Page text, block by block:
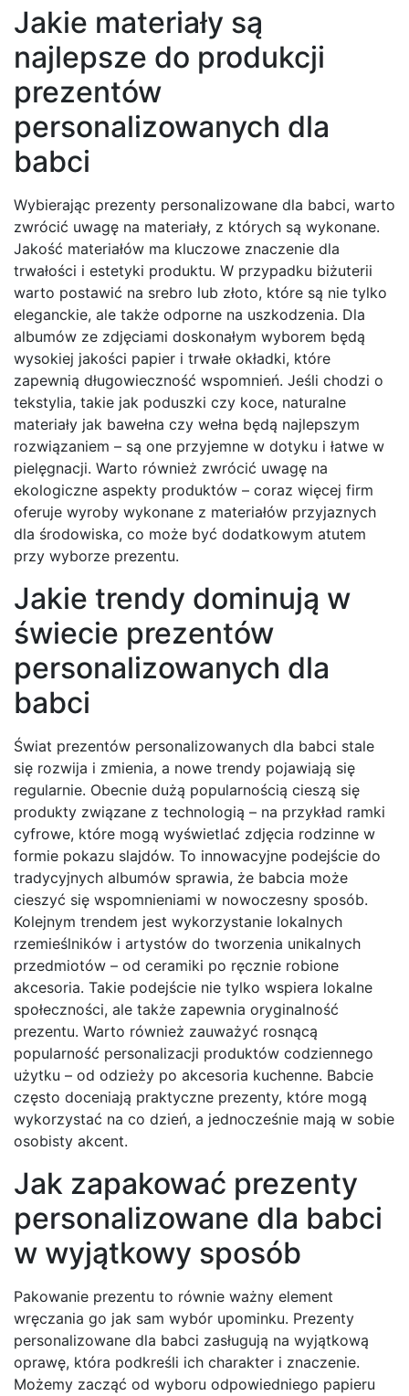
Jakie materiały są
najlepsze do produkcji
prezentów
personalizowanych dla
babci
Wybierając prezenty personalizowane dla babci, warto
zwrócić uwagę na materiały, z których są wykonane.
Jakość materiałów ma kluczowe znaczenie dla
trwałości i estetyki produktu. W przypadku biżuterii
warto postawić na srebro lub złoto, które są nie tylko
eleganckie, ale także odporne na uszkodzenia. Dla
albumów ze zdjęciami doskonałym wyborem będą
wysokiej jakości papier i trwałe okładki, które
zapewnią długowieczność wspomnień. Jeśli chodzi o
tekstylia, takie jak poduszki czy koce, naturalne
materiały jak bawełna czy wełna będą najlepszym
rozwiązaniem – są one przyjemne w dotyku i łatwe w
pielęgnacji. Warto również zwrócić uwagę na
ekologiczne aspekty produktów – coraz więcej firm
oferuje wyroby wykonane z materiałów przyjaznych
dla środowiska, co może być dodatkowym atutem
przy wyborze prezentu.
Jakie trendy dominują w
świecie prezentów
personalizowanych dla
babci
Świat prezentów personalizowanych dla babci stale
się rozwija i zmienia, a nowe trendy pojawiają się
regularnie. Obecnie dużą popularnością cieszą się
produkty związane z technologią – na przykład ramki
cyfrowe, które mogą wyświetlać zdjęcia rodzinne w
formie pokazu slajdów. To innowacyjne podejście do
tradycyjnych albumów sprawia, że babcia może
cieszyć się wspomnieniami w nowoczesny sposób.
Kolejnym trendem jest wykorzystanie lokalnych
rzemieślników i artystów do tworzenia unikalnych
przedmiotów – od ceramiki po ręcznie robione
akcesoria. Takie podejście nie tylko wspiera lokalne
społeczności, ale także zapewnia oryginalność
prezentu. Warto również zauważyć rosnącą
popularność personalizacji produktów codziennego
użytku – od odzieży po akcesoria kuchenne. Babcie
często doceniają praktyczne prezenty, które mogą
wykorzystać na co dzień, a jednocześnie mają w sobie
osobisty akcent.
Jak zapakować prezenty
personalizowane dla babci
w wyjątkowy sposób
Pakowanie prezentu to równie ważny element
wręczania go jak sam wybór upominku. Prezenty
personalizowane dla babci zasługują na wyjątkową
oprawę, która podkreśli ich charakter i znaczenie.
Możemy zacząć od wyboru odpowiedniego papieru